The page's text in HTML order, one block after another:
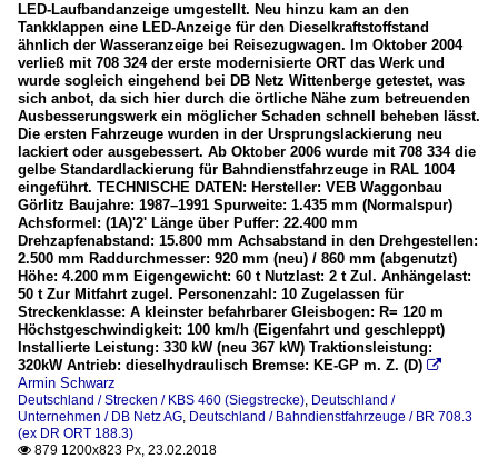
LED-Laufbandanzeige umgestellt. Neu hinzu kam an den
Tankklappen eine LED-Anzeige für den Dieselkraftstoffstand
ähnlich der Wasseranzeige bei Reisezugwagen. Im Oktober 2004
verließ mit 708 324 der erste modernisierte ORT das Werk und
wurde sogleich eingehend bei DB Netz Wittenberge getestet, was
sich anbot, da sich hier durch die örtliche Nähe zum betreuenden
Ausbesserungswerk ein möglicher Schaden schnell beheben lässt.
Die ersten Fahrzeuge wurden in der Ursprungslackierung neu
lackiert oder ausgebessert. Ab Oktober 2006 wurde mit 708 334 die
gelbe Standardlackierung für Bahndienstfahrzeuge in RAL 1004
eingeführt. TECHNISCHE DATEN: Hersteller: VEB Waggonbau
Görlitz Baujahre: 1987–1991 Spurweite: 1.435 mm (Normalspur)
Achsformel: (1A)'2' Länge über Puffer: 22.400 mm
Drehzapfenabstand: 15.800 mm Achsabstand in den Drehgestellen:
2.500 mm Raddurchmesser: 920 mm (neu) / 860 mm (abgenutzt)
Höhe: 4.200 mm Eigengewicht: 60 t Nutzlast: 2 t Zul. Anhängelast:
50 t Zur Mitfahrt zugel. Personenzahl: 10 Zugelassen für
Streckenklasse: A kleinster befahrbarer Gleisbogen: R= 120 m
Höchstgeschwindigkeit: 100 km/h (Eigenfahrt und geschleppt)
Installierte Leistung: 330 kW (neu 367 kW) Traktionsleistung:
320kW Antrieb: dieselhydraulisch Bremse: KE-GP m. Z. (D) 
Armin Schwarz
Deutschland / Strecken / KBS 460 (Siegstrecke), Deutschland /
Unternehmen / DB Netz AG, Deutschland / Bahndienstfahrzeuge / BR 708.3
(ex DR ORT 188.3)
 879 1200x823 Px, 23.02.2018